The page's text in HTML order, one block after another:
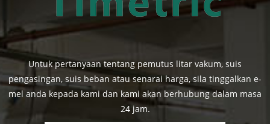
Untuk pertanyaan tentang pemutus litar vakum, suis
pengasingan, suis beban atau senarai harga, sila tinggalkan e-
mel anda kepada kami dan kami akan berhubung dalam masa
24 jam.